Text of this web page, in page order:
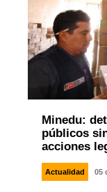
Minedu:
públicos
acciones
Actualidad 05